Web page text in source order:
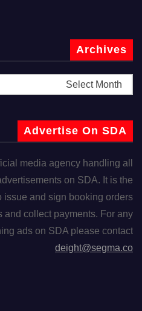
Archives
Advertise On SDA
media agency handling all
on SDA. It is the
issue and sign booking orders
and collect payments. For any
ads on SDA please contact
deight@segma.co